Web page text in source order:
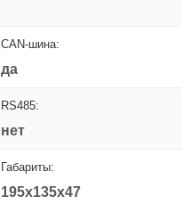
CAN-шина:
да
RS485:
нет
Габариты:
195x135x47